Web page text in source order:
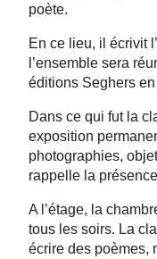
poète.
En ce lieu, il écrivit
l’ensemble sera
éditions Seghers
Dans ce qui fut la
exposition
photographies,
rappelle la
A l’étage, la
tous les soirs. La
écrire des poèmes,